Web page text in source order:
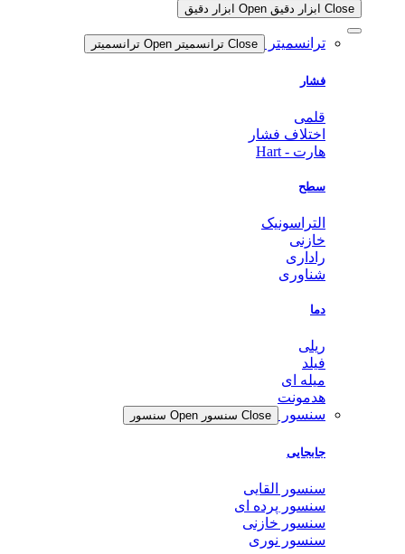
Close ابزار دقیق Open ابزار دقیق
ترانسمیتر Close ترانسمیتر Open ترانسمیتر
فشار
قلمی
اختلاف فشار
هارت - Hart
سطح
التراسونیک
خازنی
راداری
شناوری
دما
ریلی
فیلد
میله ای
هدمونت
سنسور
Close سنسور Open سنسور
جابجایی
سنسور القایی
سنسور پرده ای
سنسور خازنی
سنسور نوری